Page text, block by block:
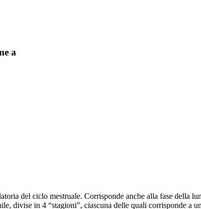
a
del ciclo mestruale. Corrisponde anche alla fase della
divise in 4 “stagioni”, ciascuna delle quali corrisponde a